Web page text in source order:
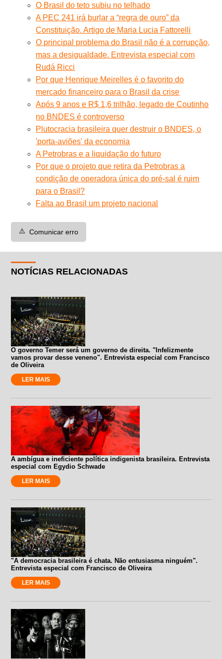
O Brasil do teto subiu no telhado
A PEC 241 irá burlar a “regra de ouro” da
Constituição. Artigo de Maria Lucia Fattorelli
O principal problema do Brasil não é a corrupção,
mas a desigualdade. Entrevista especial com
Rudá Ricci
Por que Henrique Meirelles é o favorito do
mercado financeiro para o Brasil da crise
Após 9 anos e R$ 1,6 trilhão, legado de Coutinho
no BNDES é controverso
Plutocracia brasileira quer destruir o BNDES, o
'porta-aviões' da economia
A Petrobras e a liquidação do futuro
Por que o projeto que retira da Petrobras a
condição de operadora única do pré-sal é ruim
para o Brasil?
Falta ao Brasil um projeto nacional
⚠️ Comunicar erro
NOTÍCIAS RELACIONADAS
O governo Temer será um governo de direita. "Infelizmente
vamos provar desse veneno". Entrevista especial com Francisco
de Oliveira
LER MAIS
A ambígua e ineficiente política indigenista brasileira. Entrevista
especial com Egydio Schwade
LER MAIS
"A democracia brasileira é chata. Não entusiasma ninguém".
Entrevista especial com Francisco de Oliveira
LER MAIS